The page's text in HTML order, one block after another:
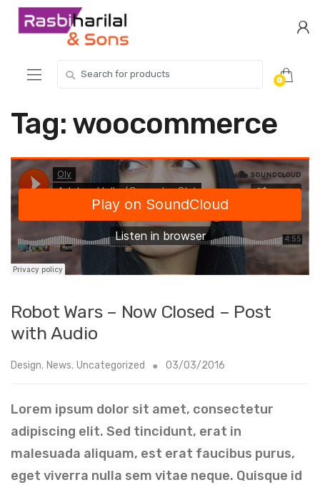
Skip
Skip
for:
0
Tag: woocommerce
Robot Wars – Now Closed – Post
with Audio
Design, News, Uncategorized 03/03/2016
Lorem ipsum dolor sit amet, consectetur
adipiscing elit. Sed tincidunt, erat in
malesuada aliquam, est erat faucibus purus,
eget viverra nulla sem vitae neque. Quisque id